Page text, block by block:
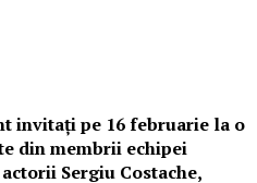
invitați pe 16 februarie la o
din membrii echipei
Sergiu Costache,